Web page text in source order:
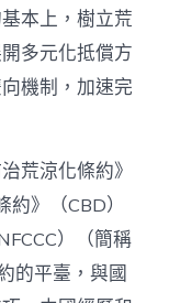
本上，樹立荒
多元化抵償方
機制，加速完
荒涼化條約》
》（CBD）
）（簡稱
的平臺，與國